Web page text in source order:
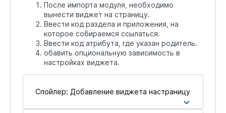
После импорта модуля, необходимо
вынести виджет на страницу.
Ввести код раздела и приложения, на
которое собираемся ссылаться.
Ввести код атрибута, где указан родитель.
обавить опциональную зависимость в
настройках виджета.
Спойлер: Добавление виджета настраницу